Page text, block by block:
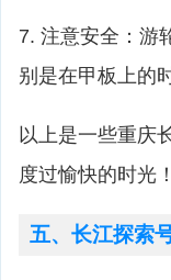
7. 注意安全：游
别是在甲板上的
以上是一些重庆
度过愉快的时光！
五、长江探索